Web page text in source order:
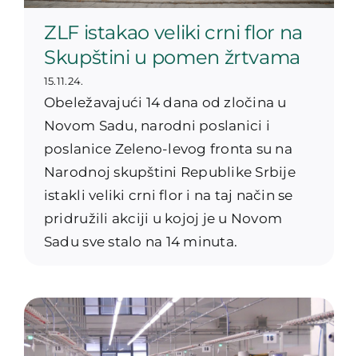
ZLF istakao veliki crni flor na
Skupštini u pomen žrtvama
15.11.24.
Obeležavajući 14 dana od zločina u
Novom Sadu, narodni poslanici i
poslanice Zeleno-levog fronta su na
Narodnoj skupštini Republike Srbije
istakli veliki crni flor i na taj način se
pridružili akciji u kojoj je u Novom
Sadu sve stalo na 14 minuta.